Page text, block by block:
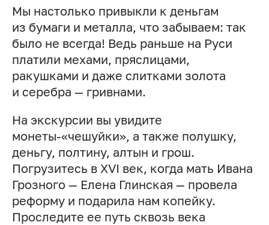
Мы настолько привыкли к деньгам
из бумаги и металла, что забываем: так
было не всегда! Ведь раньше на Руси
платили мехами, пряслицами,
ракушками и даже слитками золота
и серебра — гривнами.
На экскурсии вы увидите
монеты-«чешуйки», а также полушку,
деньгу, полтину, алтын и грош.
Погрузитесь в XVI век, когда мать Ивана
Грозного — Елена Глинская — провела
реформу и подарила нам копейку.
Проследите ее путь сквозь века